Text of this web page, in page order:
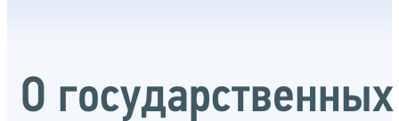
О государственных